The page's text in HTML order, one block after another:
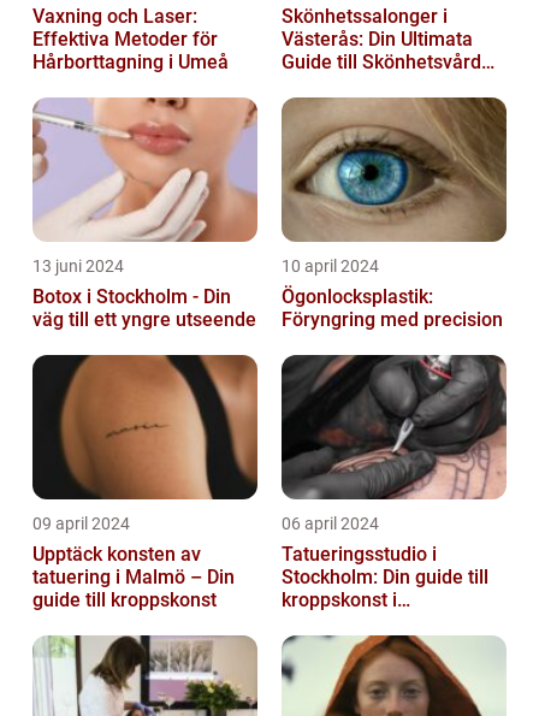
Vaxning och Laser:
Effektiva Metoder för
Hårborttagning i Umeå
Skönhetssalonger i
Västerås: Din Ultimata
Guide till Skönhetsvård
13 juni 2024
Botox i Stockholm - Din
väg till ett yngre utseende
10 april 2024
Ögonlocksplastik:
Föryngring med precision
09 april 2024
Upptäck konsten av
tatuering i Malmö – Din
guide till kroppskonst
06 april 2024
Tatueringsstudio i
Stockholm: Din guide till
kroppskonst i